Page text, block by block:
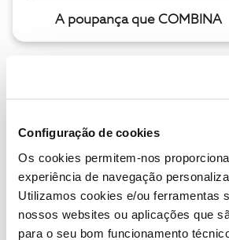
Configuração de cookies
Os cookies permitem-nos
experiência de navegação
Utilizamos cookies e/ou ferramentas
nossos websites ou aplicações que
para o seu bom funcionamento
A poupança que COMBINA
Descubra as novidades de